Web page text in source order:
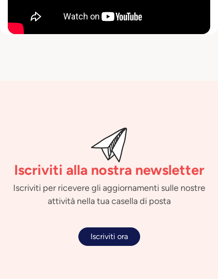
Iscriviti alla nostra newsletter
Iscriviti per ricevere gli aggiornamenti sulle nostre
attività nella tua casella di posta
Iscriviti ora